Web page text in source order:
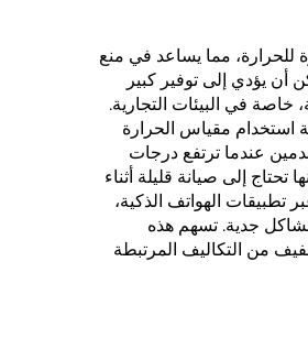
للحرارة، مما يساعد في منع
أن يؤدي إلى توفير كبير
في البيئات التجارية.
استخدام مقياس الحرارة
عندما ترتفع درجات
إلى صيانة قليلة أثناء
تطبيقات الهواتف الذكية،
مشاكل جدية. تسهم هذه
من التكاليف المرتبطة